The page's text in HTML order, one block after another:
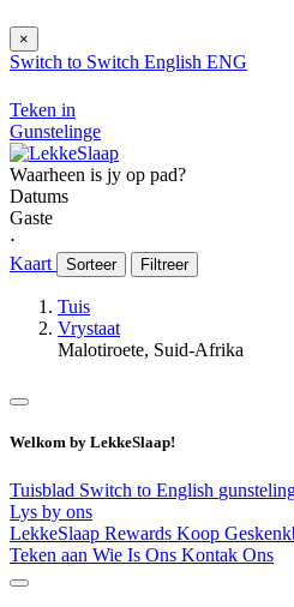
×
Switch to Switch English ENG
Teken in
Gunstelinge
Waarheen is jy op pad?
Datums
Gaste
⋅
Kaart
Sorteer Filtreer
Tuis
Vrystaat
Malotiroete, Suid-Afrika
Welkom by LekkeSlaap!
Tuisblad Switch to English
Lys by ons
LekkeSlaap Rewards Koop
Teken aan Wie Is Ons Kontak Ons